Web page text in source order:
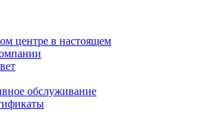
центре в настоящем
обслуживание